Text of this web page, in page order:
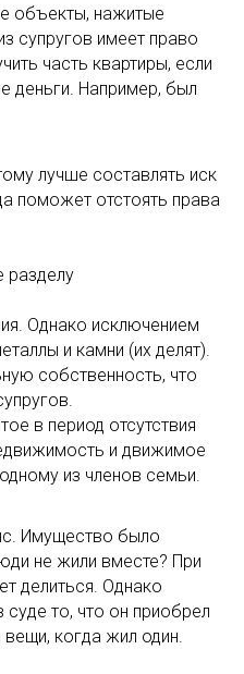
объекты, нажитые
супругов имеет право
часть квартиры, если
деньги. Например, был
лучше составлять иск
поможет отстоять права
разделу
Однако исключением
и камни (их делят).
собственность, что
в период отсутствия
и движимое
из членов семьи.
Имущество было
не жили вместе? При
делиться. Однако
то, что он приобрел
когда жил один.